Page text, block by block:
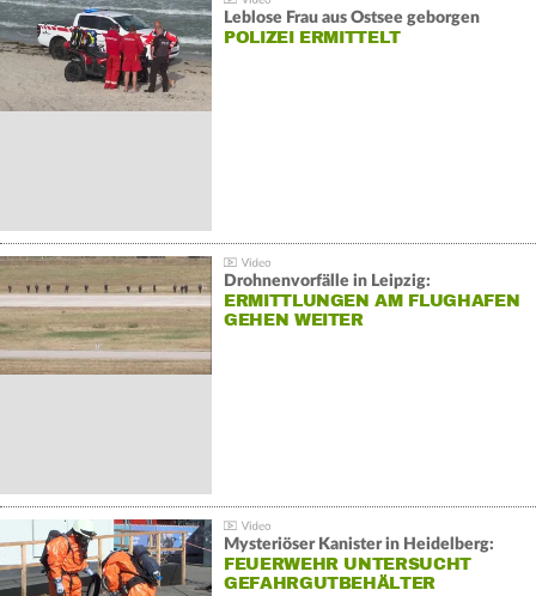
Leblose Frau aus Ostsee geborgen
POLIZEI ERMITTELT
Drohnenvorfälle in Leipzig:
ERMITTLUNGEN AM FLUGHAFEN
GEHEN WEITER
Mysteriöser Kanister in Heidelberg:
FEUERWEHR UNTERSUCHT
GEFAHRGUTBEHÄLTER